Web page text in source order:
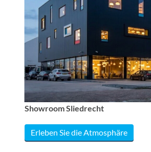
Showroom Sliedrecht
Erleben Sie die Atmosphäre